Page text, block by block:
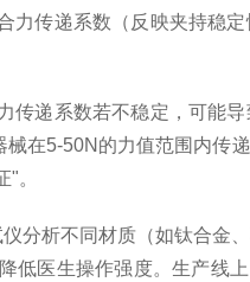
传递系数（反映夹持稳
递系数若不稳定，可能
在5-50N的力值范围内传
。
分析不同材质（如钛合金
医生操作强度。生产线